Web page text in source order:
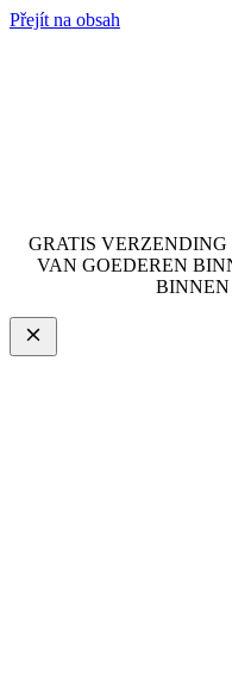
Přejít na obsah
GRATIS VERZENDING
VAN GOEDEREN